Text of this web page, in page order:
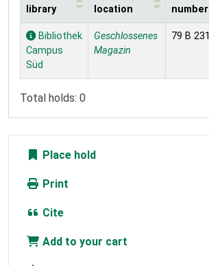
Holdings
library
location
number
Bibliothek
Campus
Süd
Geschlossenes
Magazin
79 B 231
Total holds: 0
Place hold
Print
Cite
Add to your cart